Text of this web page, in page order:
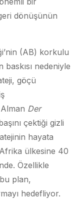
dönüşünün
(AB) korkulu
nedeniyle
göçü
Der
çektiği gizli
hayata
ülkesine 40
Özellikle
plan,
hedefliyor.